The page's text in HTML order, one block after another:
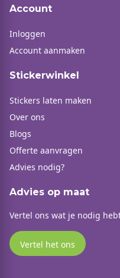
Account
Inloggen
Account aanmaken
Stickerwinkel
Stickers laten maken
Over ons
Blogs
Offerte aanvragen
Advies nodig?
Advies op maat
Vertel ons wat je nodig
Vertel het ons